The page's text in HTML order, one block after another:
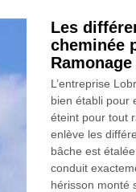
Les
cheminée
Ramonage
L’entreprise
bien établi pour
éteint pour tout
enlève les
bâche est
conduit
hérisson monté